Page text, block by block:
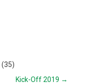
(35)
Kick-Off 2019 →